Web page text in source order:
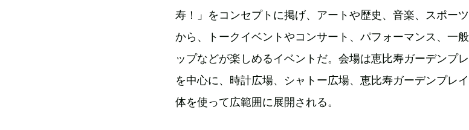
寿！」をコンセプトに掲げ、アートや歴史、音楽、スポー
から、トークイベントやコンサート、パフォーマンス、一
ップなどが楽しめるイベントだ。会場は恵比寿ガーデンプ
を中心に、時計広場、シャトー広場、恵比寿ガーデンプレ
体を使って広範囲に展開される。